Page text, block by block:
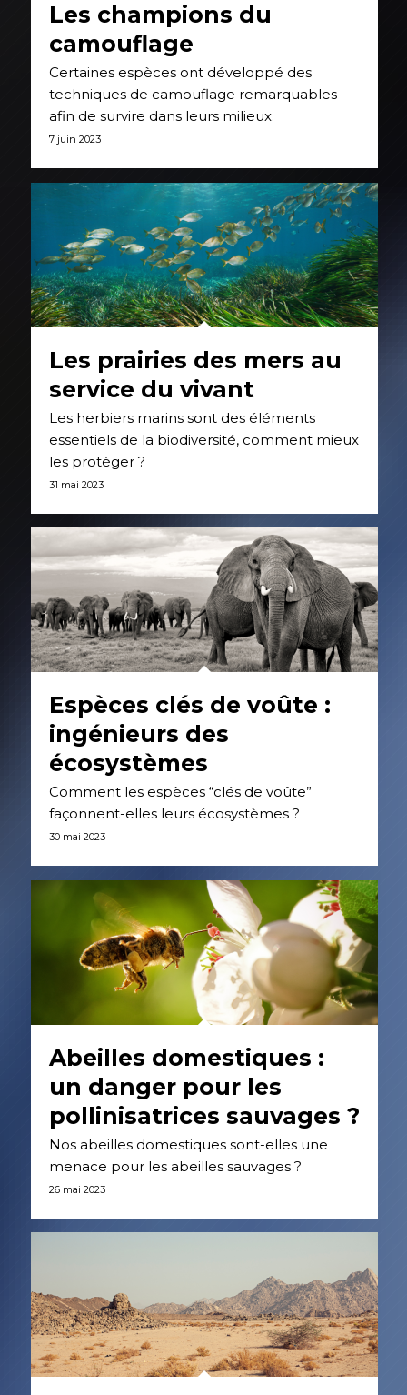
Les champions du
camouflage
Certaines espèces ont développé des
techniques de camouflage remarquables
afin de survire dans leurs milieux.
7 juin 2023
Les prairies des mers au
service du vivant
Les herbiers marins sont des éléments
essentiels de la biodiversité, comment mieux
les protéger ?
31 mai 2023
Espèces clés de voûte :
ingénieurs des
écosystèmes
Comment les espèces “clés de voûte”
façonnent-elles leurs écosystèmes ?
30 mai 2023
Abeilles domestiques :
un danger pour les
pollinisatrices sauvages ?
Nos abeilles domestiques sont-elles une
menace pour les abeilles sauvages ?
26 mai 2023